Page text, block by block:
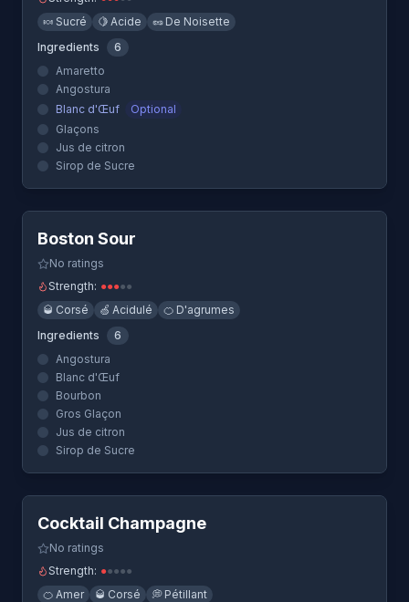
Manhattan-Un cocktail qui utilise Angostura
Mint Julep-Un cocktail qui utilise Angostura
Moscow Mule
Oaxaca Old Fashioned
Old Cuban-Un cocktail qui utilise Angostura
Old Fashioned
Rob Roy-Un cocktail qui utilise Angostura
🍬 Sucré 🍋 Acide 🥜 De Noisette
Ingredients
6
Amaretto
Angostura
Blanc d'Œuf
Optional
Glaçons
Jus de citron
Sirop de Sucre
Quick View
Boston Sour
No ratings
Strength: ●●●●●
🥃 Corsé 🍏 Acidulé 🍊 D'agrumes
Ingredients
6
Angostura
Blanc d'Œuf
Bourbon
Gros Glaçon
Jus de citron
Sirop de Sucre
Quick View
Cocktail Champagne
No ratings
Strength: ●●●●●
🍊 Amer 🥃 Corsé 💭 Pétillant